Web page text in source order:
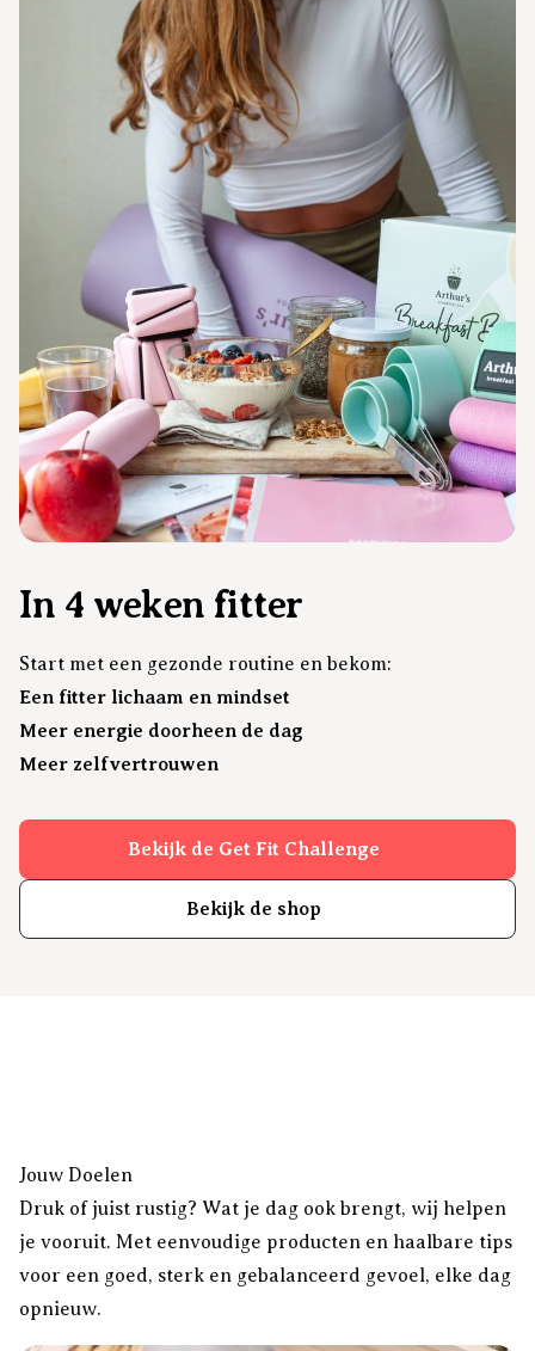
In 4 weken fitter
Start met een gezonde routine en bekom:
Een fitter lichaam en mindset
Meer energie doorheen de dag
Meer zelfvertrouwen
Bekijk de Get Fit Challenge
Bekijk de shop
Jouw Doelen
Druk of juist rustig? Wat je dag ook brengt, wij helpen
je vooruit. Met eenvoudige producten en haalbare tips
voor een goed, sterk en gebalanceerd gevoel, elke dag
opnieuw.